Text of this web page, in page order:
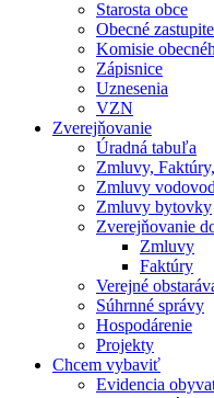
Starosta obce
Obecné
Komisie
Zápisnice
Uznesenia
VZN
Zverejňovanie
Úradná tabuľa
Zmluvy,
Zmluvy vodovod
Zmluvy bytovky
Zverejňovanie
Zmluvy
Faktúry
Verejné
Súhrnné správy
Hospodárenie
Projekty
Chcem vybaviť
Evidencia